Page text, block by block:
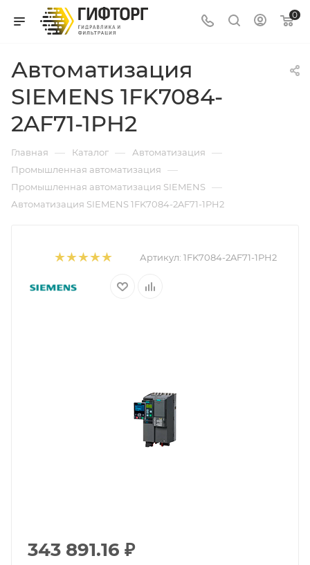
0
Автоматизация
SIEMENS 1FK7084-
2AF71-1PH2
Главная — Каталог — Автоматизация —
Промышленная автоматизация —
Промышленная автоматизация SIEMENS —
Автоматизация SIEMENS 1FK7084-2AF71-1PH2
Артикул: 1FK7084-2AF71-1PH2
343 891.16 ₽